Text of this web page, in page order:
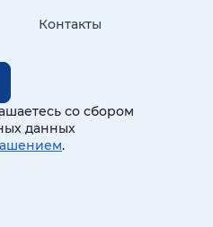
Контакты
со сбором
данных
.